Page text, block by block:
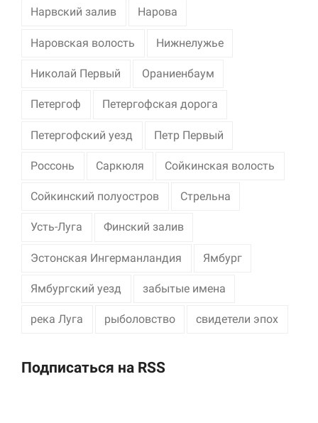
Нарвский залив Нарова
Наровская волость Нижнелужье
Николай Первый Ораниенбаум
Петергоф Петергофская дорога
Петергофский уезд Петр Первый
Россонь Саркюля Сойкинская волость
Сойкинский полуостров Стрельна
Усть-Луга Финский залив
Эстонская Ингерманландия Ямбург
Ямбургский уезд забытые имена
река Луга рыболовство свидетели эпох
Подписаться на RSS